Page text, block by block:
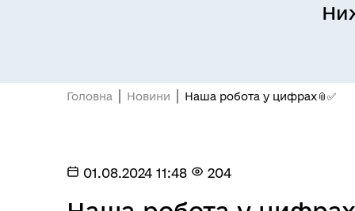
Матеріальна допомога
Головна Новини Наша робота у цифрах📎✅
01.08.2024 11:48 204